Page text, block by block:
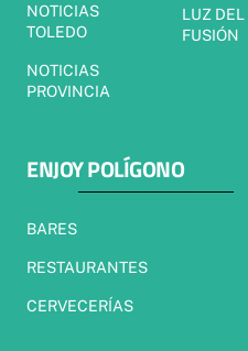
NOTICIAS
TOLEDO
NOTICIAS
PROVINCIA
LUZ DEL
FUSIÓN
ENJOY POLÍGONO
BARES
RESTAURANTES
CERVECERÍAS